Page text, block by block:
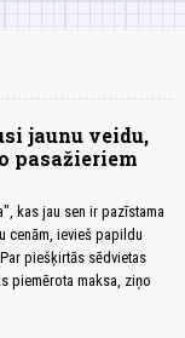
jaunu veidu,
pasažieriem
kas jau sen ir pazīstama
cenām, ievieš papildu
piešķirtās sēdvietas
piemērota maksa, ziņo